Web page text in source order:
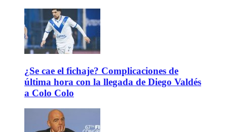
¿Se cae el fichaje? Complicaciones de
última hora con la llegada de Diego Valdés
a Colo Colo